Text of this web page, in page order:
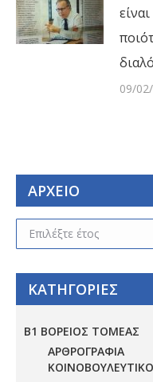
09/
ΑΡΧΕΙΟ
ΑΡΧΕΙΟ
ΚΑΤΗΓΟΡΙΕΣ
Β1 ΒΟΡΕΙΟΣ ΤΟΜΕΑΣ
ΑΡΘΡΟΓΡΑΦΙΑ